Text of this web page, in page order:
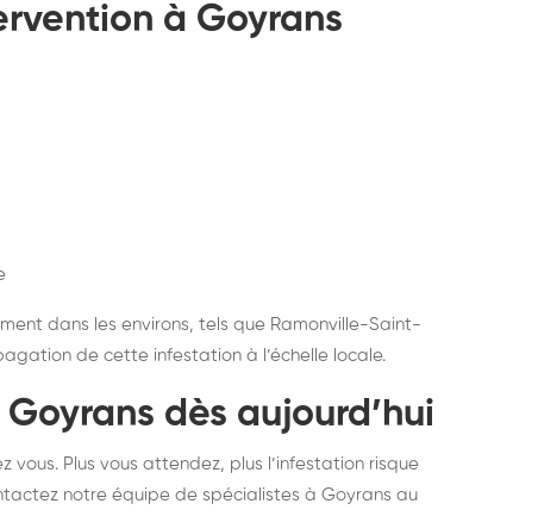
à Goyrans
dans les environs, tels que Ramonville-Saint-
de cette infestation à l’échelle locale.
dès aujourd’hui
vous. Plus vous attendez, plus l’infestation risque
notre équipe de spécialistes à Goyrans au